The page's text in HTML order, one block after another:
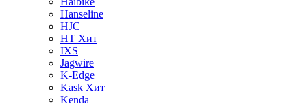
Hanseline
HJC
HT Хит
IXS
Jagwire
K-Edge
Kask Хит
Kenda